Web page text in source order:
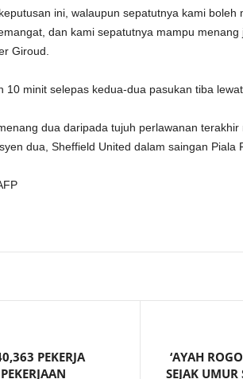
ini, walaupun sepatutnya kami boleh
dan kami sepatutnya mampu menang
Giroud.
10 minit selepas kedua-dua pasukan tiba
dua daripada tujuh perlawanan
dua, Sheffield United dalam saingan Piala
PEKERJA
‘AYAH
SEJAK